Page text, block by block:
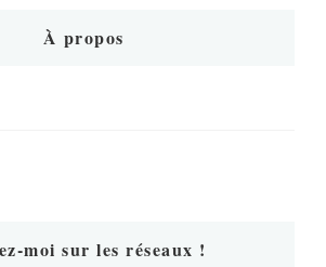
À propos
moi sur les réseaux !